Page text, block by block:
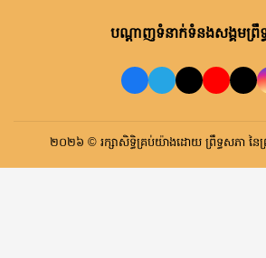
បណ្តាញទំនាក់ទំនងសង្គមព្រឹ
២០២៦ © រក្សាសិទ្ធិគ្រប់យ៉ាងដោយ ព្រឹទ្ធសភា នៃព្